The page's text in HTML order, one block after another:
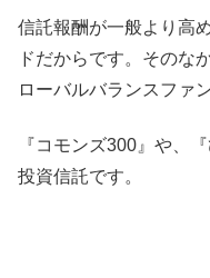
信託報酬が一般より高
ドだからです。そのな
ローバルバランスファ
『コモンズ300』や、
投資信託です。